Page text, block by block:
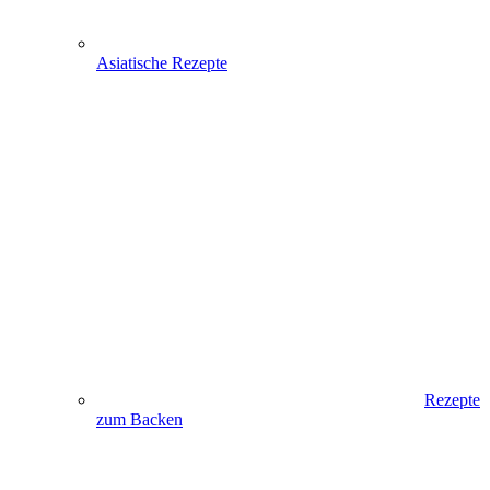
Asiatische Rezepte
Rezepte
zum Backen